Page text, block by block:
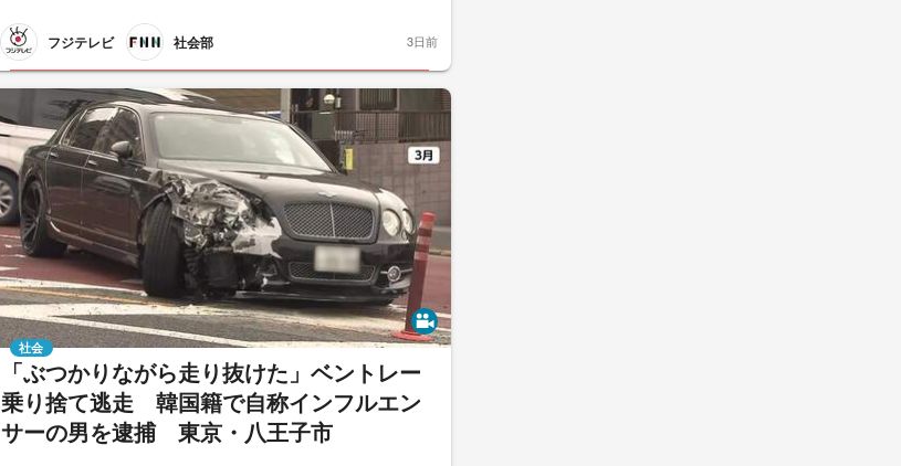
フジテレビ 社会部 3日前
「ぶつかりながら走り抜けた」ベントレー
乗り捨て逃走 韓国籍で自称インフルエン
サーの男を逮捕 東京・八王子市
社会